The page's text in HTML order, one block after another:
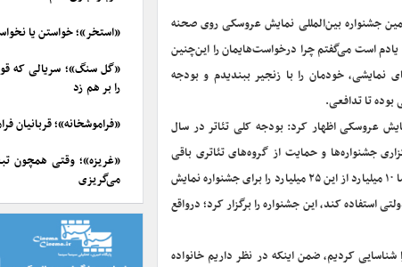
جشنواره بین‌المللی نمایش عروسکی روی صحنه
است می‌گفتم چرا درخواست‌هایمان را این‌چنین
نمایشی، خودمان را با زنجیر ببندیدم و بودجه
تا تدافعی.
عروسکی اظهار کرد: بودجه کلی تئاتر‌ در سال
آن هزینه کارمندان می‌شود، ۲۵ میلیارد آن هم برای برگزاری جشنواره‌ها و حمایت از گروه‌های تئاتر‌ی باقی
می‌ماند. با این حال ما با بودجه‌ای که مصوب کردیم ثابت کردیم رشته تئاتر‌ عروسکی متفاوت از بقیه رشته‌هاست. ما ۱۰ میلیارد از این ۲۵ میلیارد را برای جشنواره نمایش
کند، این جشنواره را برگزار کرد؛ درواقع
کردیم، ضمن اینکه در نظر داریم خانواده
«استخر»؛ خواستن یا
«گل سنگ»؛ سریالی که
را بر هم زد
«فراموشخانه»؛ قربانیان
«غریزه»؛ وقتی همچون
می‌گریزی